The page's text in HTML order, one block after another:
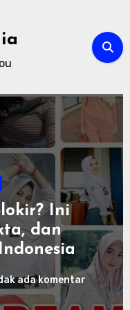
Ini
dan
ada komentar